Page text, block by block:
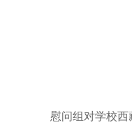
慰问组对学校